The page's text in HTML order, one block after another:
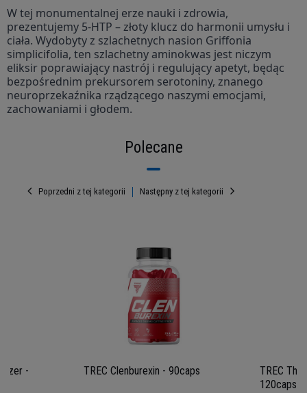
W tej monumentalnej erze nauki i zdrowia,
prezentujemy 5-HTP – złoty klucz do harmonii umysłu i
ciała. Wydobyty z szlachetnych nasion Griffonia
simplicifolia, ten szlachetny aminokwas jest niczym
eliksir poprawiający nastrój i regulujący apetyt, będąc
bezpośrednim prekursorem serotoniny, znanego
neuroprzekaźnika rządzącego naszymi emocjami,
zachowaniami i głodem.
Polecane
Poprzedni z tej kategorii
- TREC Clenburexin - 90caps
TREC
120caps
Następny z tej kategorii